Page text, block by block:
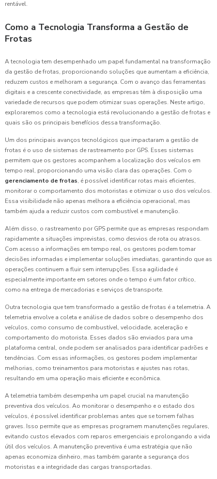
rentável.
Como a Tecnologia Transforma a Gestão de
Frotas
A tecnologia tem desempenhado um papel fundamental na transformação
da gestão de frotas, proporcionando soluções que aumentam a eficiência,
reduzem custos e melhoram a segurança. Com o avanço das ferramentas
digitais e a crescente conectividade, as empresas têm à disposição uma
variedade de recursos que podem otimizar suas operações. Neste artigo,
exploraremos como a tecnologia está revolucionando a gestão de frotas e
quais são os principais benefícios dessa transformação.
Um dos principais avanços tecnológicos que impactaram a gestão de
frotas é o uso de sistemas de rastreamento por GPS. Esses sistemas
permitem que os gestores acompanhem a localização dos veículos em
tempo real, proporcionando uma visão clara das operações. Com o
gerenciamento de frotas, é possível identificar rotas mais eficientes,
monitorar o comportamento dos motoristas e otimizar o uso dos veículos.
Essa visibilidade não apenas melhora a eficiência operacional, mas
também ajuda a reduzir custos com combustível e manutenção.
Além disso, o rastreamento por GPS permite que as empresas respondam
rapidamente a situações imprevistas, como desvios de rota ou atrasos.
Com acesso a informações em tempo real, os gestores podem tomar
decisões informadas e implementar soluções imediatas, garantindo que as
operações continuem a fluir sem interrupções. Essa agilidade é
especialmente importante em setores onde o tempo é um fator crítico,
como na entrega de mercadorias e serviços de transporte.
Outra tecnologia que tem transformado a gestão de frotas é a telemetria. A
telemetria envolve a coleta e análise de dados sobre o desempenho dos
veículos, como consumo de combustível, velocidade, aceleração e
comportamento do motorista. Esses dados são enviados para uma
plataforma central, onde podem ser analisados para identificar padrões e
tendências. Com essas informações, os gestores podem implementar
melhorias, como treinamentos para motoristas e ajustes nas rotas,
resultando em uma operação mais eficiente e econômica.
A telemetria também desempenha um papel crucial na manutenção
preventiva dos veículos. Ao monitorar o desempenho e o estado dos
veículos, é possível identificar problemas antes que se tornem falhas
graves. Isso permite que as empresas programem manutenções regulares,
evitando custos elevados com reparos emergenciais e prolongando a vida
útil dos veículos. A manutenção preventiva é uma estratégia que não
apenas economiza dinheiro, mas também garante a segurança dos
motoristas e a integridade das cargas transportadas.